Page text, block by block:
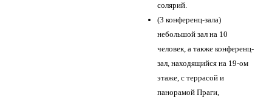
солярий.
(3 конференц-зала)
небольшой зал на 10
человек, а также конференц-
зал, находящийся на 19-ом
этаже, с террасой и
панорамой Праги,